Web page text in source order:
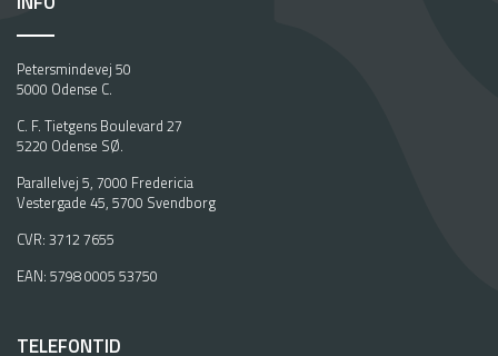
Petersmindevej 50
5000 Odense C.
C. F. Tietgens Boulevard 27
5220 Odense SØ.
Parallelvej 5, 7000 Fredericia
Vestergade 45, 5700 Svendborg
CVR: 3712 7655
EAN: 5798 0005 53750
TELEFONTID